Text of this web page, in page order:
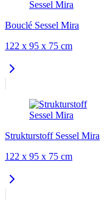
Bouclé Sessel Mira
122 x 95 x 75 cm
Strukturstoff Sessel Mira
122 x 95 x 75 cm